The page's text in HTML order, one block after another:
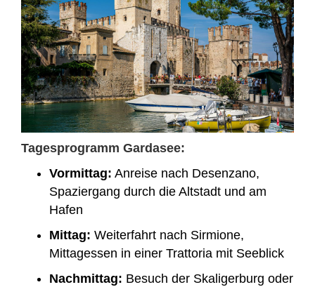
Tagesprogramm Gardasee:
Vormittag: Anreise nach Desenzano,
Spaziergang durch die Altstadt und am
Hafen
Mittag: Weiterfahrt nach Sirmione,
Mittagessen in einer Trattoria mit Seeblick
Nachmittag: Besuch der Skaligerburg oder